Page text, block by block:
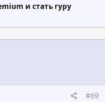
и стать гуру
#69